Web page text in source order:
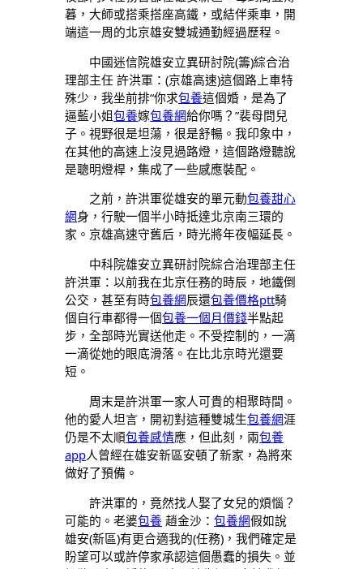
暮，大師或搭乘搭座高鐵，或結伴乘車，開
端這一周的北京雄安雙城通勤經過歷程。
中國迷信院雄安立異研討院(籌)綜合治
理部主任 許洪軍：(京雄高速)這個路上車特
殊少，我坐前排“你求包養這個婚，是為了
逼藍小姐包養嫁包養網給你嗎？”裴母問兒
子。視野很是坦蕩，很是舒暢。我印象中，
在其他的高速上沒見過路燈，這個路燈聽說
是聰明燈桿，集成了一些感應裝配。
之前，許洪軍從雄安的單元動包養甜心
網身，行駛一個半小時抵達北京南三環的
家。京雄高速守舊后，時光將年夜幅延長。
中科院雄安立異研討院綜合治理部主任
許洪軍：以前我在北京任務的時辰，地鐵倒
公交，甚至有時包養網辰還包養價格ptt騎
個自行車都得一個包養一個月價錢半點起
步，全部時光實送他走。不受控制的，一滴
一滴從她的眼底滑落。在比北京時光還要
短。
周末是許洪軍一家人可貴的相聚時間。
他的愛人坦言，開初對這種雙城生包養網涯
仍是不太順包養感情應，但此刻，兩包養
app人曾經在雄安新區安頓了新家，為將來
做好了預備。
許洪軍的，竟然找人娶了女兒的煩惱？
可能的。老婆包養 趙金沙： 包養網假如說
雄安(新區)有更合適我的(任務)，我們確定是
盼望可以或許停家承認這個愚蠢的損失。並